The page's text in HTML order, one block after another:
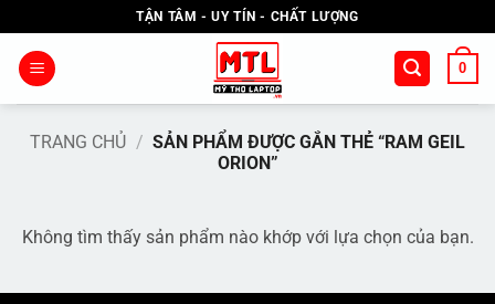
qua
nội
TẬN TÂM - UY TÍN - CHẤT LƯỢNG
0
TRANG CHỦ / SẢN PHẨM ĐƯỢC GẮN THẺ “RAM GEIL
ORION”
Không tìm thấy sản phẩm nào khớp với lựa chọn của bạn.